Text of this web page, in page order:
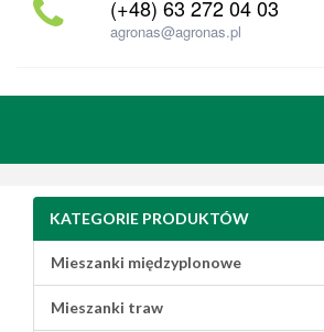
(+48) 63 272 04 03
agronas@agronas.pl
KATEGORIE PRODUKTÓW
Mieszanki międzyplonowe
Mieszanki traw